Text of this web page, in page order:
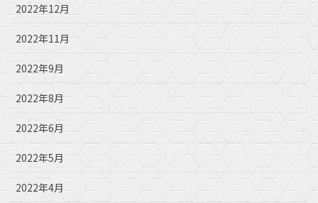
2022年12月
2022年11月
2022年9月
2022年8月
2022年6月
2022年5月
2022年4月